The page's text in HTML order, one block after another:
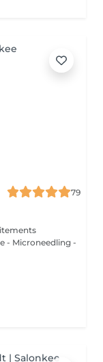
79
- Microneedling -